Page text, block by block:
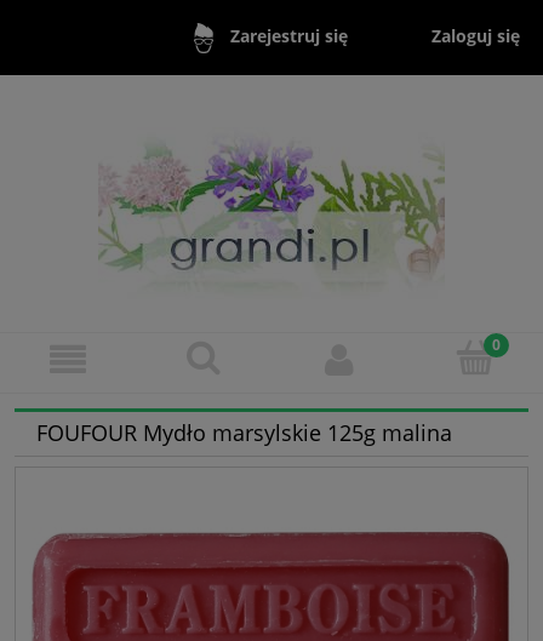
Zarejestruj się Zaloguj się
FOUFOUR Mydło marsylskie 125g malina